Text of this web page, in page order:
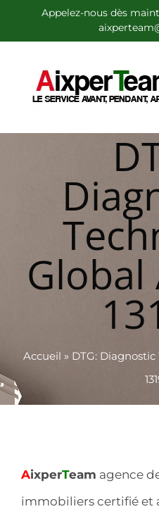
au
contenu
Appelez-nous dès
Global
Accueil » DTG:
AixperTeam agence
immobiliers certifié et